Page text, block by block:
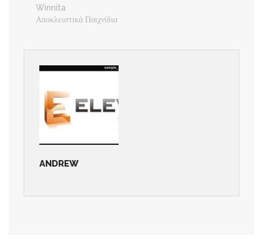
Winnita
Αποκλειστικά Παιχνίδια
ANDREW